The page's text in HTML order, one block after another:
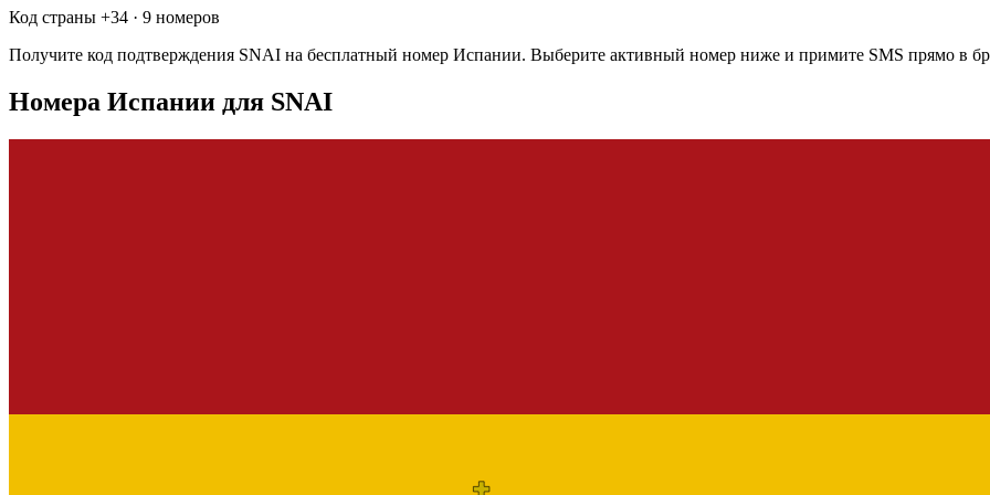
Код страны +34 · 9 номеров
Получите код подтверждения SNAI на бесплатный номер Испании. Выберите активный номер ниже и примите SMS прямо в
Номера Испании для SNAI